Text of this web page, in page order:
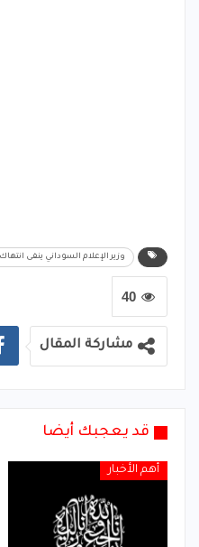
وزير الإعلام السوداني ينفى
40
مشاركة المقال
قد يعجبك أيضا
أهم الأخبار